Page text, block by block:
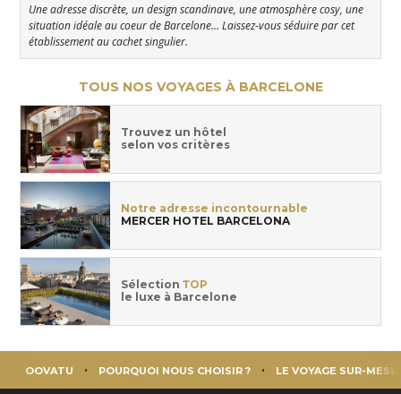
Une adresse discrète, un design scandinave, une atmosphère cosy, une
situation idéale au coeur de Barcelone... Laissez-vous séduire par cet
établissement au cachet singulier.
TOUS NOS VOYAGES À BARCELONE
Trouvez un hôtel
selon vos critères
Notre adresse incontournable
MERCER HOTEL BARCELONA
Sélection TOP
le luxe à Barcelone
OOVATU POURQUOI NOUS CHOISIR ? LE VOYAGE SUR-